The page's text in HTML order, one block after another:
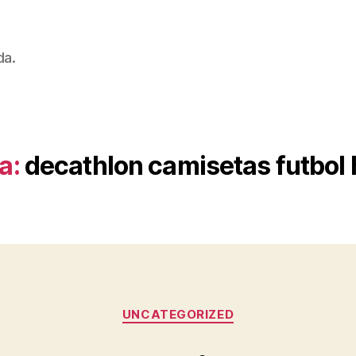
decathlon camisetas futbol
Categorías
UNCATEGORIZED